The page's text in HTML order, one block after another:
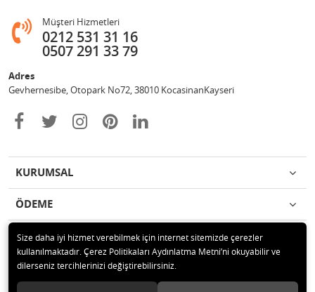
Müşteri Hizmetleri
0212 531 31 16
0507 291 33 79
Adres
Gevhernesibe, Otopark No72, 38010 KocasinanKayseri
KURUMSAL
ÖDEME
İLETİŞİM
© 2020 Çağrı Medikal Tekerlekli Sandalye Mağazası Tüm hakları saklıdır.
Size daha iyi hizmet verebilmek için internet sitemizde çerezler
kullanılmaktadır. Çerez Politikaları Aydınlatma Metni’ni okuyabilir ve
dilerseniz tercihlerinizi değiştirebilirsiniz.